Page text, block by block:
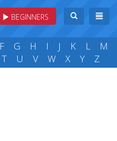
BEGINNERS
F G H I J K L
M
T U V W X Y Z